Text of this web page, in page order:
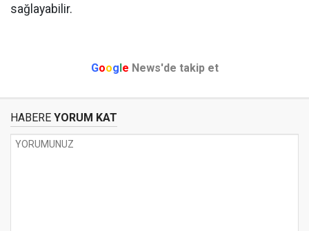
sağlayabilir.
Google News'de takip et
HABERE YORUM KAT